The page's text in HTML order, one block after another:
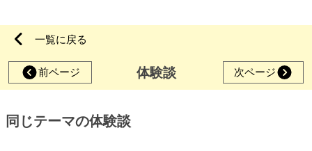
一覧に戻る
前ページ 体験談 次ページ
同じテーマの体験談